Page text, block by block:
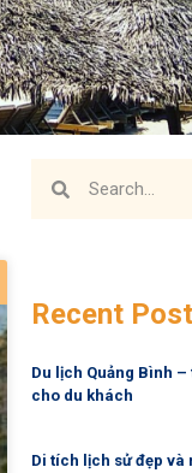
Recent
Du lịch Quảng Bình
cho du khách
Di tích lịch sử đẹp và